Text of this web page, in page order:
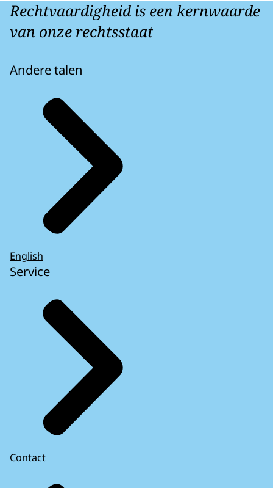
Rechtvaardigheid is een kernwaarde
van onze rechtsstaat
Andere talen
English
Service
Contact